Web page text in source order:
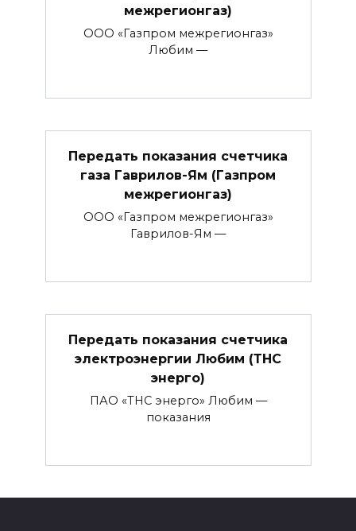
межрегионгаз)
ООО «Газпром межрегионгаз»
Любим —
Передать показания счетчика
газа Гаврилов-Ям (Газпром
межрегионгаз)
ООО «Газпром межрегионгаз»
Гаврилов-Ям —
Передать показания счетчика
электроэнергии Любим (ТНС
энерго)
ПАО «ТНС энерго» Любим —
показания